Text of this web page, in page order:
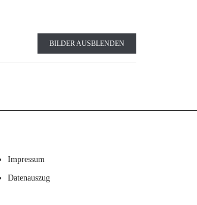
BILDER AUSBLENDEN
Impressum
Datenauszug